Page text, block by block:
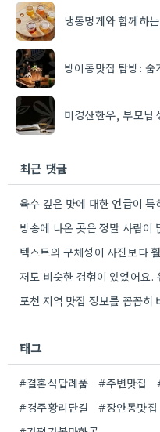
냉동멍게와 함께하
방이동맛집 탐방: 숨
미경산한우, 부모님
최근 댓글
태그
#결혼식답례품 #주변맛집
#경주황리단길
#장안동맛집